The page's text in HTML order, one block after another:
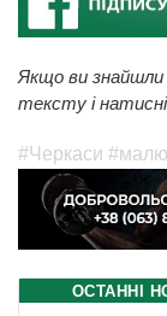
Якщо ви знайшли
тексту і
#Черкаси
ОСТАННІ